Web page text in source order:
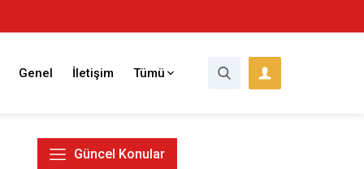
Genel İletişim Tümü
Güncel Konular